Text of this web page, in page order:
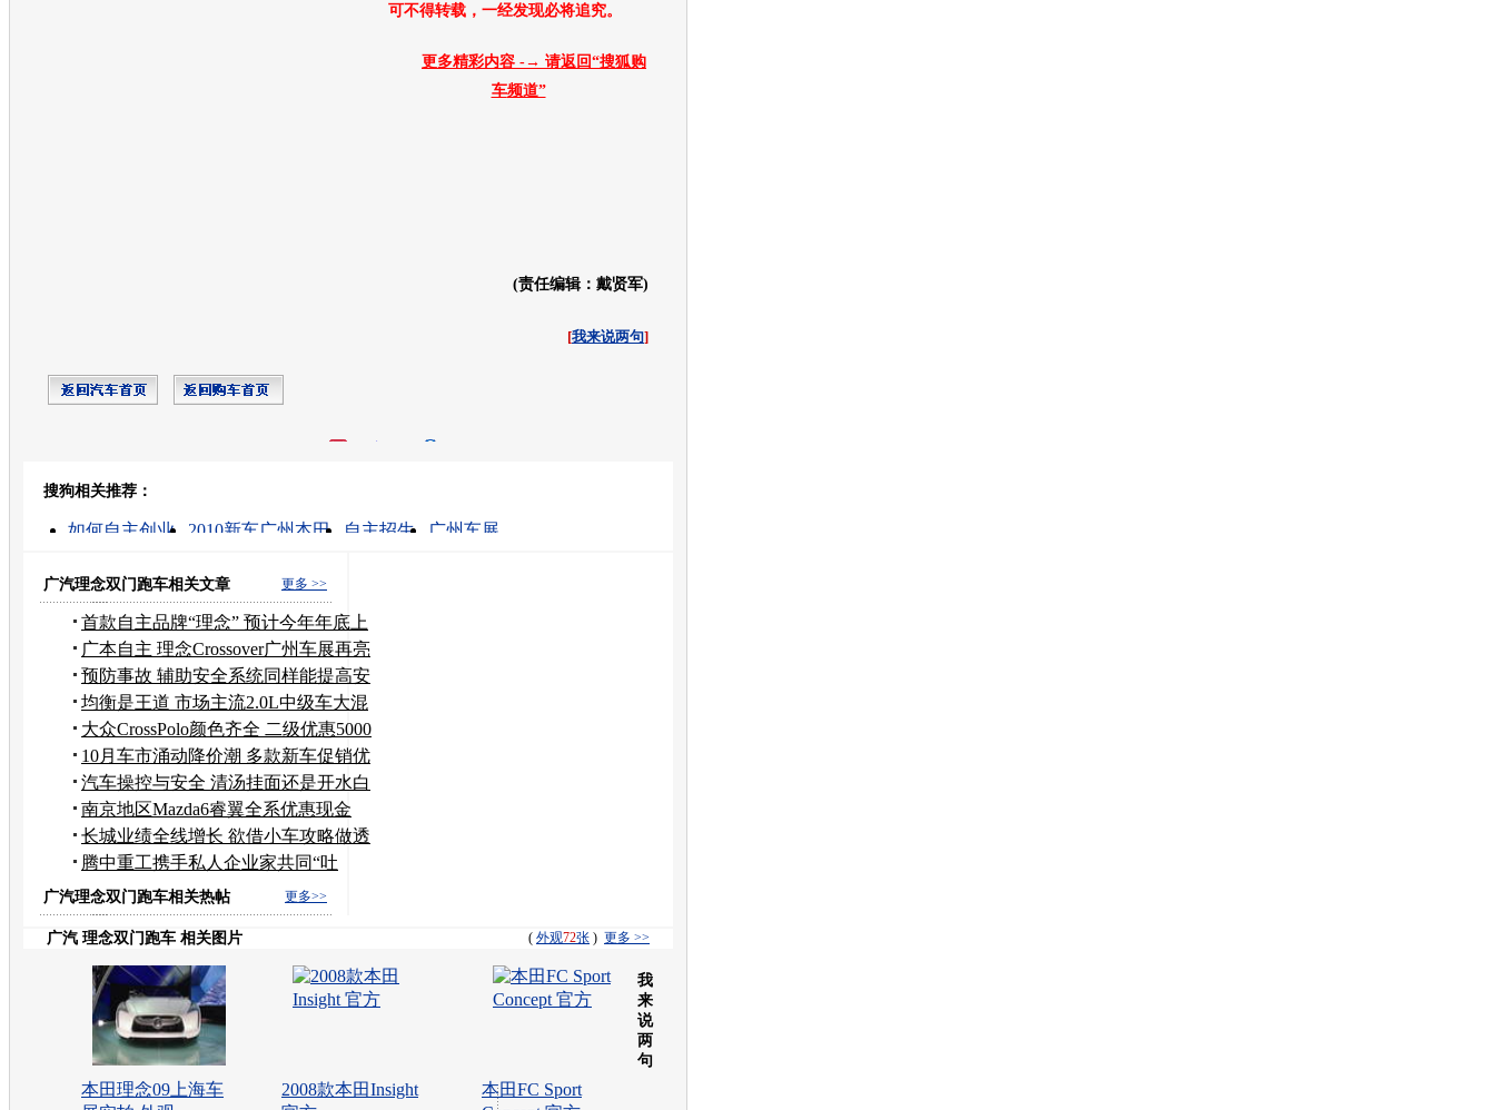
可不得转载，一经发现必将追究。
更多精彩内容 -→ 请返回“搜狐购
车频道”
(责任编辑：戴贤军)
[我来说两句]
转发至：
搜狗相关推荐：
如何自主创业 2010新车广州本田 自主招生
广州车展
本田汽车价格
展示设计理念更多 >>
广汽理念双门跑车相关文章
首款自主品牌“理念” 预计今年年底上
市
广本自主 理念Crossover广州车展再亮
相
预防事故 辅助安全系统同样能提高安
全性
均衡是王道 市场主流2.0L中级车大混
战
大众CrossPolo颜色齐全 二级优惠5000
元
10月车市涌动降价潮 多款新车促销优
惠多
汽车操控与安全 清汤挂面还是开水白
菜
南京地区Mazda6睿翼全系优惠现金
12000元
长城业绩全线增长 欲借小车攻略做透
市场
腾中重工携手私人企业家共同“吐
下”悍马
更多>>
广汽理念双门跑车相关热帖
( 外观72张 ) 更多 >>
广汽 理念双门跑车 相关图片
本田理念09上海车
2008款本田Insight
本田FC Sport
我
来
说
两
句